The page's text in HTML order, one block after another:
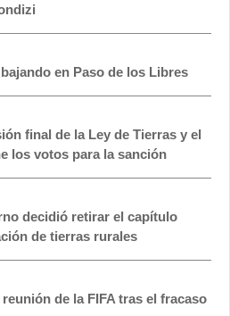
en Paso de los Libres
final de la Ley de Tierras y el
los votos para la sanción
decidió retirar el capítulo
de tierras rurales
de la FIFA tras el fracaso